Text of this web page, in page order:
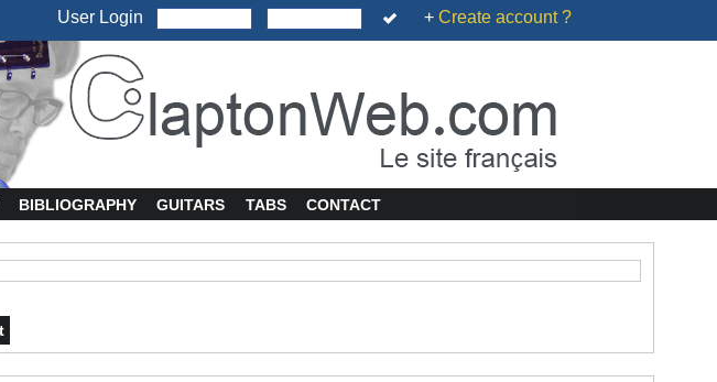
User Login + Create account ?
BIBLIOGRAPHY GUITARS TABS CONTACT